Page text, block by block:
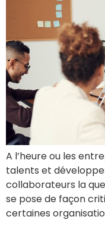
A l’heure ou les
talents et
collaborateurs la
se pose de façon
certaines